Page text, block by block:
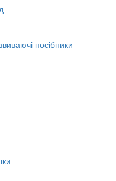
посібники